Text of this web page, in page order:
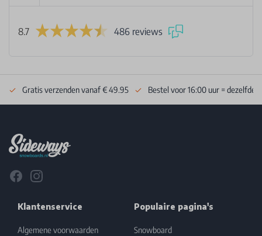
8.7 486 reviews
Gratis verzenden vanaf € 49.95 Bestel voor 16:00 uur = dezelfde
FacebookInstagram
Klantenservice
Algemene voorwaarden
Populaire pagina's
Snowboard